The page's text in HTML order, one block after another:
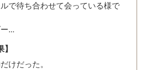
で待ち合わせて会っている様で
...
けだった。